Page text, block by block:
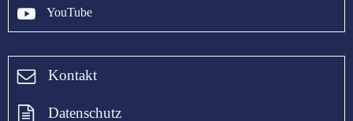
YouTube
Kontakt
Datenschutz